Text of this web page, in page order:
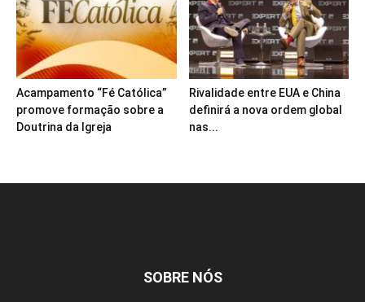
Acampamento “Fé Católica”
promove formação sobre a
Doutrina da Igreja
Rivalidade entre EUA e China
definirá a nova ordem global
nas...
SOBRE NÓS